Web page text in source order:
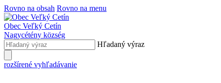
Rovno na obsah Rovno na menu
Obec Veľký Cetín
Nagycétény község
Hľadaný výraz
rozšírené vyhľadávanie